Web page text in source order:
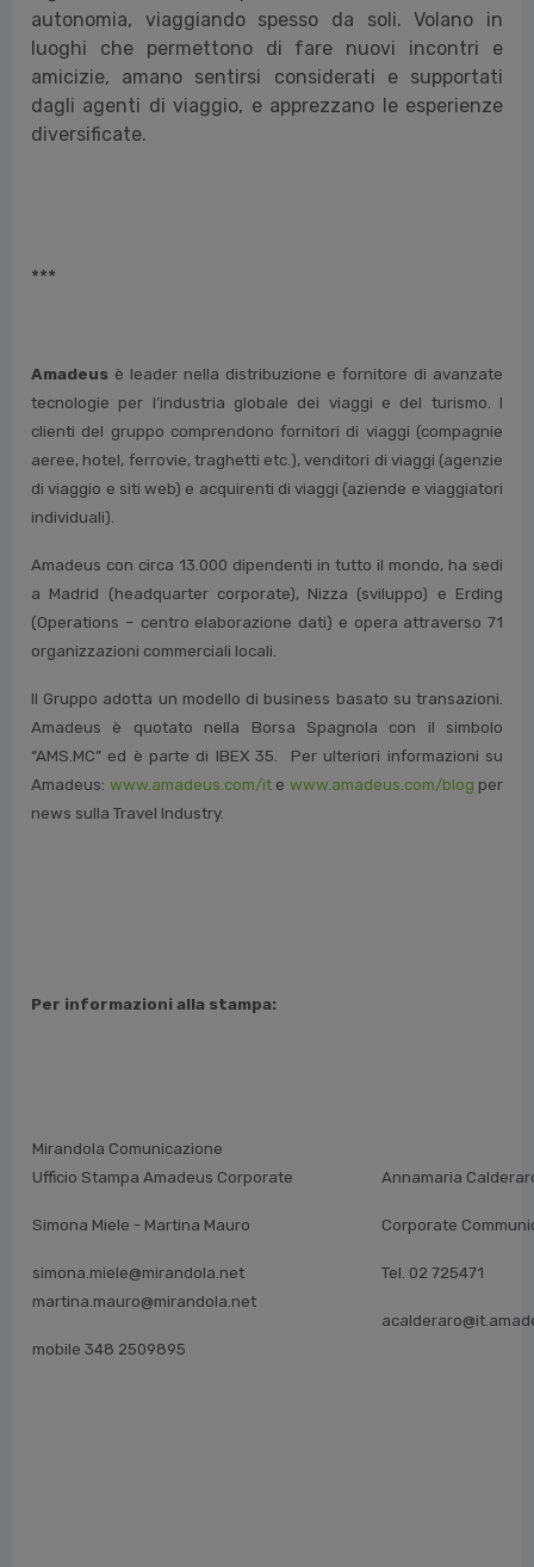
autonomia, viaggiando spesso da soli. Volano in
luoghi che permettono di fare nuovi incontri e
amicizie, amano sentirsi considerati e supportati
dagli agenti di viaggio, e apprezzano le esperienze
diversificate.
***
Amadeus è leader nella distribuzione e fornitore di avanzate
tecnologie per l’industria globale dei viaggi e del turismo. I
clienti del gruppo comprendono fornitori di viaggi (compagnie
aeree, hotel, ferrovie, traghetti etc.), venditori di viaggi (agenzie
di viaggio e siti web) e acquirenti di viaggi (aziende e viaggiatori
individuali).
Amadeus con circa 13.000 dipendenti in tutto il mondo, ha sedi
a Madrid (headquarter corporate), Nizza (sviluppo) e Erding
(Operations – centro elaborazione dati) e opera attraverso 71
organizzazioni commerciali locali.
Il Gruppo adotta un modello di business basato su transazioni.
Amadeus è quotato nella Borsa Spagnola con il simbolo
“AMS.MC” ed è parte di IBEX 35. Per ulteriori informazioni su
Amadeus: www.amadeus.com/ite www.amadeus.com/blog per
news sulla Travel Industry.
Per informazioni alla stampa:
Mirandola Comunicazione
Ufficio Stampa Amadeus Corporate
Simona Miele - Martina Mauro
simona.miele@mirandola.net
martina.mauro@mirandola.net
mobile 348 2509895
Annamaria
Corporate
Tel. 02 725471